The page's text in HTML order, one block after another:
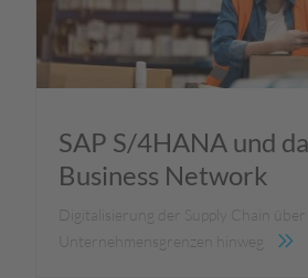
SAP S/4HANA und
Business Network
Digitalisierung der Supply Chain über
Unternehmensgrenzen hinweg